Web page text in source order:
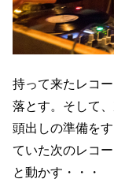
持って来たレコ
落とす。そして
頭出しの準備を
ていた次のレコ
と動かす・・・